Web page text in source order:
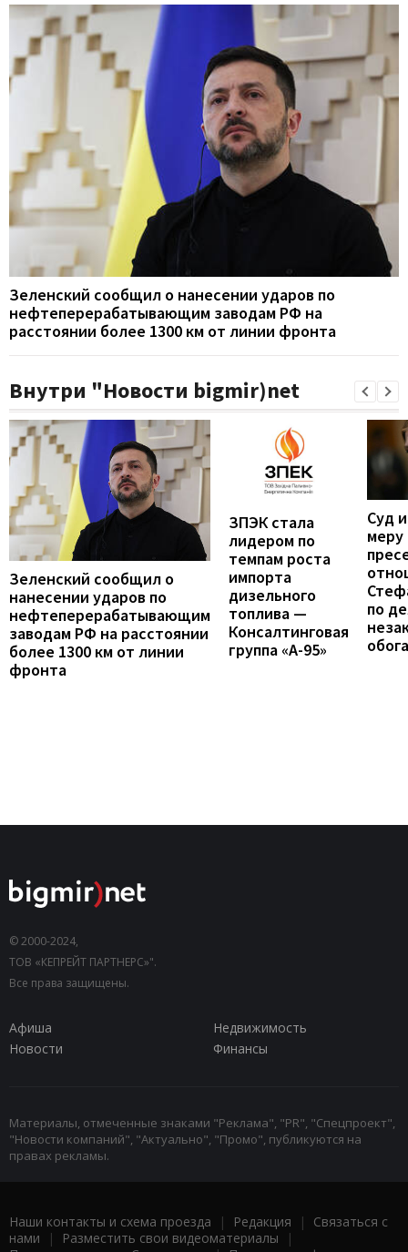
Зеленский сообщил о нанесении ударов по
нефтеперерабатывающим заводам РФ на
расстоянии более 1300 км от линии фронта
Внутри "Новости bigmir)net
Зеленский сообщил о
нанесении ударов по
нефтеперерабатывающим
заводам РФ на расстоянии
более 1300 км от линии
фронта
ЗПЭК стала
лидером по
темпам роста
импорта
дизельного
топлива —
Консалтинговая
группа «А-95»
Суд
меру
по
© 2000-2024,
ТОВ «КЕПРЕЙТ ПАРТНЕРС»".
Все права защищены.
Афиша
Недвижимость
Новости
Финансы
Материалы, отмеченные знаками "Реклама", "PR", "Спецпроект",
"Новости компаний", "Актуально", "Промо", публикуются на
правах рекламы.
Наши контакты и схема проезда | Редакция | Связаться с
нами | Разместить свои видеоматериалы |